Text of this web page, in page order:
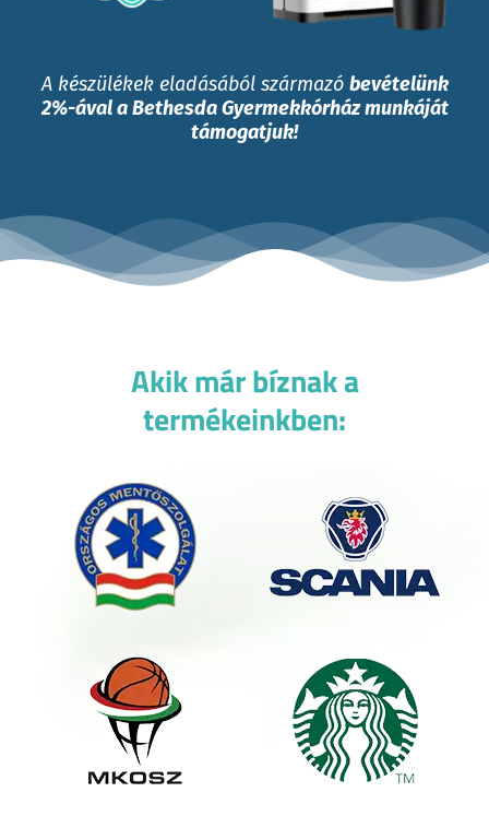
A készülékek eladásából származó bevételünk
2%-ával a Bethesda Gyermekkórház munkáját
támogatjuk!
Akik már bíznak a
termékeinkben: